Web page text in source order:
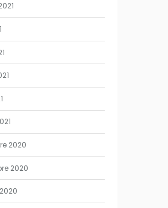
2020
2020
2020